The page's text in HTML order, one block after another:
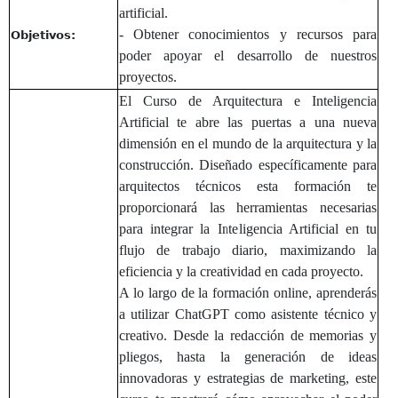
Objetivos:
artificial.
- Obtener conocimientos y recursos para
poder apoyar el desarrollo de nuestros
proyectos.
El Curso de Arquitectura e Inteligencia
Artificial te abre las puertas a una nueva
dimensión en el mundo de la arquitectura y la
construcción. Diseñado específicamente para
arquitectos técnicos esta formación te
proporcionará las herramientas necesarias
para integrar la Inteligencia Artificial en tu
flujo de trabajo diario, maximizando la
eficiencia y la creatividad en cada proyecto.
A lo largo de la formación online, aprenderás
a utilizar ChatGPT como asistente técnico y
creativo. Desde la redacción de memorias y
pliegos, hasta la generación de ideas
innovadoras y estrategias de marketing, este